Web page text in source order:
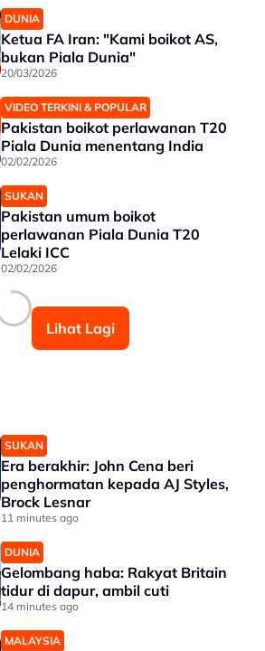
DUNIA
Ketua FA Iran: "Kami boikot AS,
bukan Piala Dunia"
20/03/2026
VIDEO TERKINI & POPULAR
Pakistan boikot perlawanan T20
Piala Dunia menentang India
02/02/2026
SUKAN
Pakistan umum boikot
perlawanan Piala Dunia T20
Lelaki ICC
02/02/2026
Lihat Lagi
SUKAN
Era berakhir: John Cena beri
penghormatan kepada AJ Styles,
Brock Lesnar
11 minutes ago
DUNIA
Gelombang haba: Rakyat Britain
tidur di dapur, ambil cuti
14 minutes ago
MALAYSIA